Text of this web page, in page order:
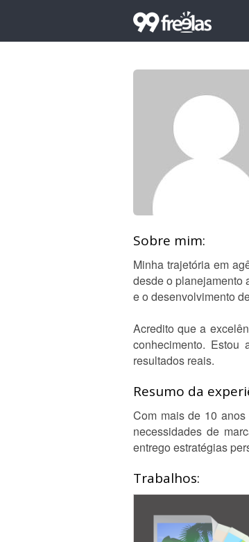
Sobre mim:
Minha trajetória em
desde o planejamento
e o desenvolvimento
Acredito que a
conhecimento. Estou
resultados reais.
Resumo da
Com mais de 10
necessidades de
entrego estratégias
Trabalhos: